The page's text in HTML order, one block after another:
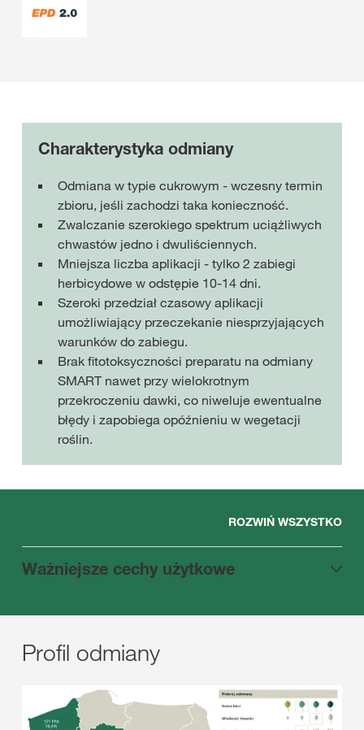
Charakterystyka odmiany
Odmiana w typie cukrowym - wczesny termin
zbioru, jeśli zachodzi taka konieczność.
Zwalczanie szerokiego spektrum uciążliwych
chwastów jedno i dwuliściennych.
Mniejsza liczba aplikacji - tylko 2 zabiegi
herbicydowe w odstępie 10-14 dni.
Szeroki przedział czasowy aplikacji
umożliwiający przeczekanie niesprzyjających
warunków do zabiegu.
Brak fitotoksyczności preparatu na odmiany
SMART nawet przy wielokrotnym
przekroczeniu dawki, co niweluje ewentualne
błędy i zapobiega opóźnieniu w wegetacji
roślin.
ROZWIŃ WSZYSTKO
Ważniejsze cechy użytkowe
Profil odmiany